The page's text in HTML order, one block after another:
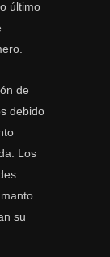
último
de
debido
Los
su